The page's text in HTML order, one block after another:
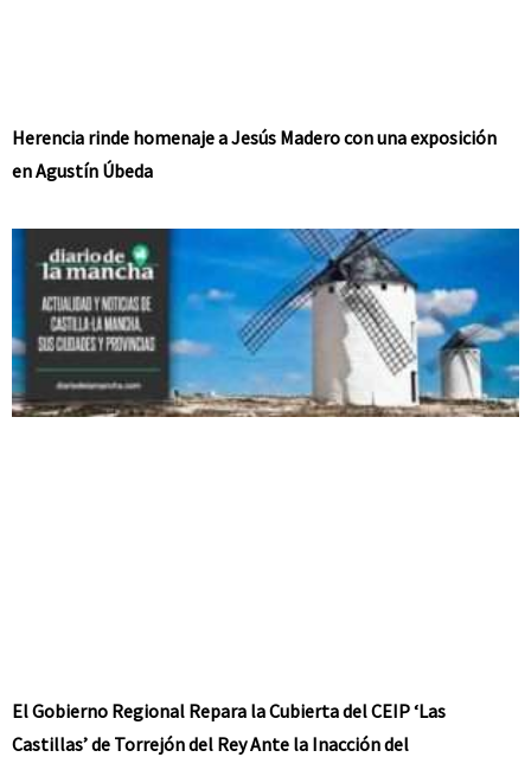
Herencia rinde homenaje a Jesús Madero con una exposición
en Agustín Úbeda
El Gobierno Regional Repara la Cubierta del CEIP ‘Las
Castillas’ de Torrejón del Rey Ante la Inacción del